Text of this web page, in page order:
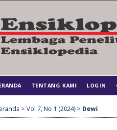
TENTANG KAMI LOGIN
> Vol 7, No 1 (2024) > Dewi